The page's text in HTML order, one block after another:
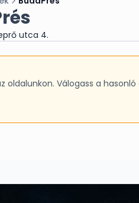
utca 4.
Válogass a